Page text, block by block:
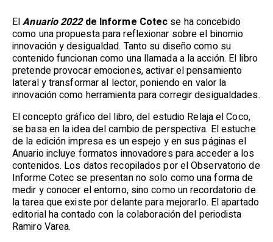
ElAnuario 2022de Informe Cotec se ha concebido
como una propuesta para reflexionar sobre el binomio
innovación y desigualdad. Tanto su diseño como su
contenido funcionan como una llamada a la acción. El libro
pretende provocar emociones, activar el pensamiento
lateral y transformar al lector, poniendo en valor la
innovación como herramienta para corregir desigualdades.
El concepto gráfico del libro, del estudio Relaja el Coco,
se basa en la idea del cambio de perspectiva. El estuche
de la edición impresa es un espejo y en sus páginas el
Anuario incluye formatos innovadores para acceder a los
contenidos. Los datos recopilados por el Observatorio de
Informe Cotec se presentan no solo como una forma de
medir y conocer el entorno, sino como un recordatorio de
la tarea que existe por delante para mejorarlo. El apartado
editorial ha contado con la colaboración del periodista
Ramiro Varea.